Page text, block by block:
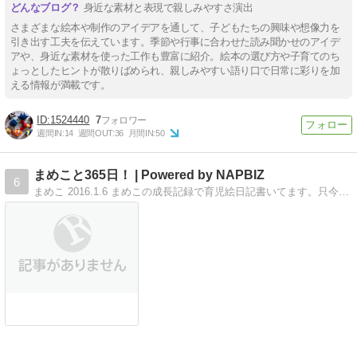
身近な素材と表現で親しみやすさ演出
さまざまな絵本や制作のアイデアを通して、子どもたちの興味や想像力を
引き出す工夫を伝えています。季節や行事に合わせた読み聞かせのアイデ
アや、身近な素材を使った工作も豊富に紹介。絵本の選び方や子育てのち
ょっとしたヒントが散りばめられ、親しみやすい語り口で日常に彩りを加
える情報が満載です。
1524440 7
週間IN:14 週間OUT:36 月間IN:50
6
まめこと365日！ | Powered by NAPBIZ